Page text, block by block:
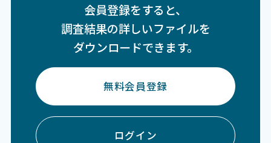
会員登録をすると、
調査結果の詳しいファイルを
ダウンロードできます。
無料会員登録
ログイン